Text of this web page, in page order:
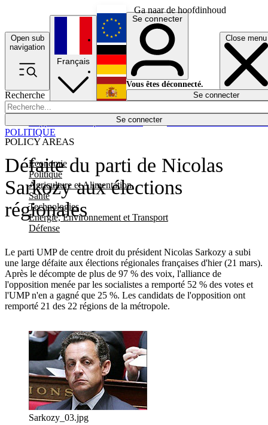
Ga naar de hoofdinhoud
Open sub
navigation
Close menu
Recherche
Se connecter
POLICY AREAS
Economie
Politique
Agriculture et Alimentation
Santé
Technologies
Energie, Environnement et Transport
Défense
Économie
Français
English
Deutsch
Español
Se connecter
Vous êtes déconnecté.
Se connecter
Défaite du parti de Nicolas
Sarkozy aux élections
régionales
Le parti UMP de centre droit du président Nicolas Sarkozy a subi
une large défaite aux élections régionales françaises d'hier (21 mars).
Après le décompte de plus de 97 % des voix, l'alliance de
l'opposition menée par les socialistes a remporté 52 % des votes et
l'UMP n'en a gagné que 25 %. Les candidats de l'opposition ont
remporté 21 des 22 régions de la métropole.
POLITIQUE
Sarkozy_03.jpg